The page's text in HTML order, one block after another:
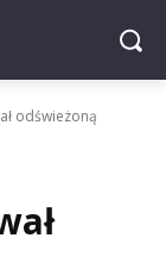
odświeżoną